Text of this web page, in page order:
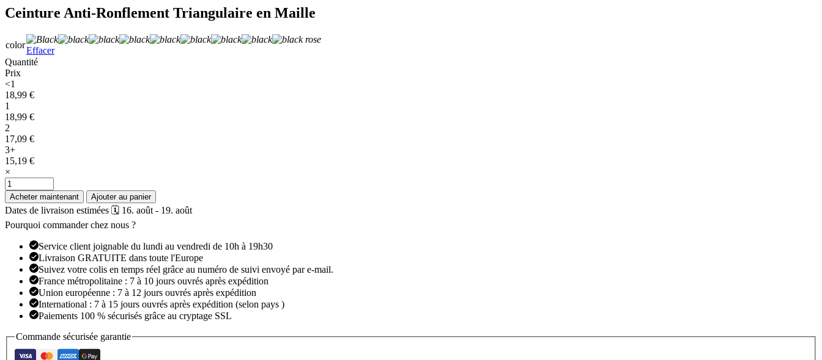
Ceinture Anti-Ronflement Triangulaire en Maille
color
Effacer
Quantité
Prix
<1
18,99 €
1
18,99 €
2
17,09 €
3+
15,19 €
×
quantité
de
Ceinture
Anti-
Ronflement
Maille
Acheter maintenant Ajouter au panier
Dates de livraison estimées 🗓️ 16. août - 19. août
Pourquoi commander chez nous ?
Service client joignable du lundi au vendredi de 10h à 19h30
Livraison GRATUITE dans toute l'Europe
Suivez votre colis en temps réel grâce au numéro de suivi envoyé par e-mail.
France métropolitaine : 7 à 10 jours ouvrés après expédition
Union européenne : 7 à 12 jours ouvrés après expédition
International : 7 à 15 jours ouvrés après expédition (selon pays )
Paiements 100 % sécurisés grâce au cryptage SSL
Commande sécurisée garantie